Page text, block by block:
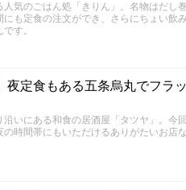
人気のごはん処「きりん」。名物はだし
にも定食の注文ができ、さらにちょい飲
す。
夜定食もある五条烏丸でフラ
沿いにある和食の居酒屋「タツヤ」。今
時間帯にもいただけるありがたいお店な